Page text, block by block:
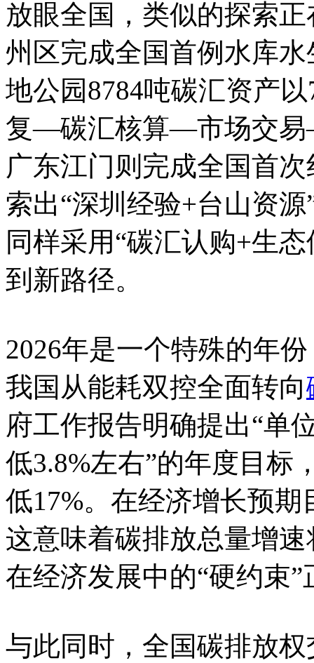
放眼全国，类似的探索
州区完成全国首例水库
地公园8784吨碳汇资产
复—碳汇核算—市场交易
广东江门则完成全国首
索出“深圳经验+台山资
同样采用“碳汇认购+生
到新路径。
2026年是一个特殊的年
我国从能耗双控全面转向
府工作报告明确提出“单
低3.8%左右”的年度目标
低17%。在经济增长预
这意味着碳排放总量增
在经济发展中的“硬约束”
与此同时，全国碳排放